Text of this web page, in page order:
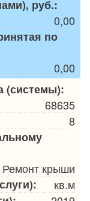
руб.:
0,00
по
0,00
(системы):
68635
8
Ремонт крыши
кв.м